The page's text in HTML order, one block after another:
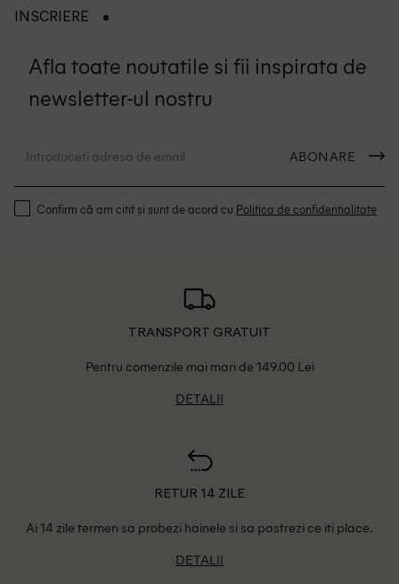
INSCRIERE
Afla toate noutatile si fii inspirata de
newsletter-ul nostru
ABONARE
Confirm că am citit și sunt de acord cu Politica de confidentialitate
TRANSPORT GRATUIT
Pentru comenzile mai mari de 149.00 Lei
DETALII
RETUR 14 ZILE
Ai 14 zile termen sa probezi hainele si sa pastrezi ce iti place.
DETALII